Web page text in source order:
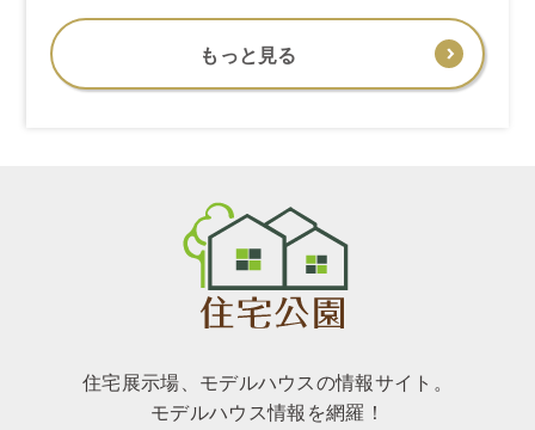
もっと見る
住宅展示場、モデルハウスの情報サイト。
モデルハウス情報を網羅！